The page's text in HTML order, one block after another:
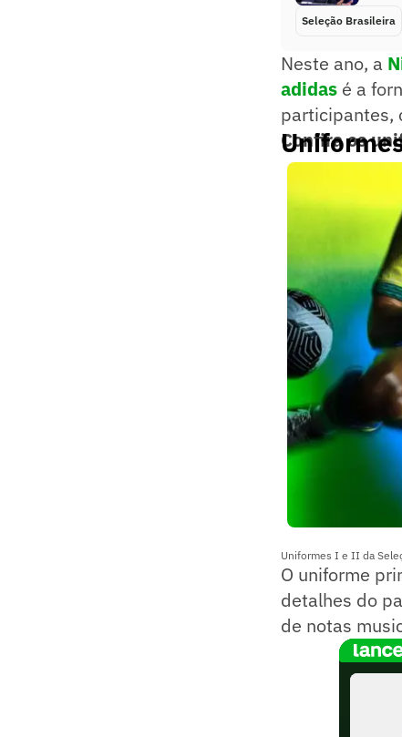
Seleção Brasileira
Neste ano, a
adidas é a
participantes,
Confira os
Uniformes I e II da
O uniforme
detalhes do
de notas